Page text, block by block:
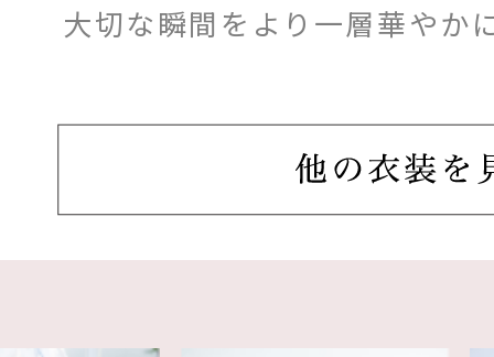
大切な瞬間をより一層華やか